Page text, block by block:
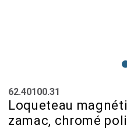
62.40100.31
Loqueteau
zamac, chromé poli